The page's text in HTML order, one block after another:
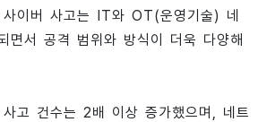
이버 사고는 IT와 OT(운영기술) 네
면서 공격 범위와 방식이 더욱 다양해
고 건수는 2배 이상 증가했으며, 네트